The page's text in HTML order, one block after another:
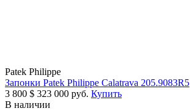
Patek Philippe
Запонки Patek Philippe Calatrava 205.9083R5
3 800 $ 323 000 руб. Купить
В наличии